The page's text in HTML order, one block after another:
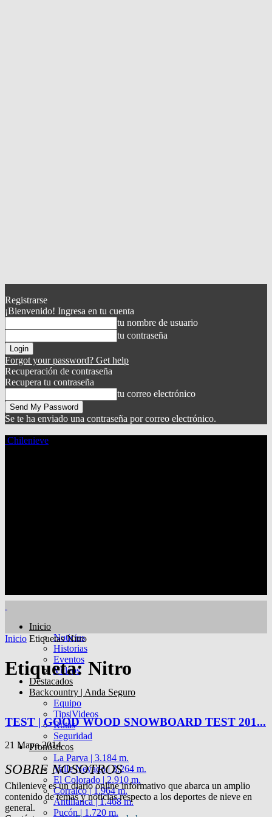
Registrarse
¡Bienvenido! Ingresa en tu cuenta
tu nombre de usuario
tu contraseña
Forgot your password? Get help
Recuperación de contraseña
Recupera tu contraseña
tu correo electrónico
Se te ha enviado una contraseña por correo electrónico.
Chilenieve
Inicio
Noticias
Historias
Eventos
Videos
Destacados
Backcountry | Anda Seguro
Equipo
Tips|Videos
Rutas
Seguridad
Pronósticos
La Parva | 3.184 m.
Valle Nevado | 3.264 m.
El Colorado | 2.910 m.
Corralco | 1.964 m.
Antillanca | 1.468 m.
Pucón | 1.720 m.
Inicio Etiquetas Nitro
Etiqueta: Nitro
TEST | GOOD WOOD SNOWBOARD TEST 201...
21 Mayo 2014
SOBRE NOSOTROS
Chilenieve es un diario online informativo que abarca un amplio
contenido de temas y noticias respecto a los deportes de nieve en
general.